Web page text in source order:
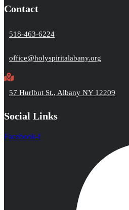
Contact
518-463-6224
office@holyspiritalabany.org
57 Hurlbut St., Albany NY 12209
Social Links
Facebook-f